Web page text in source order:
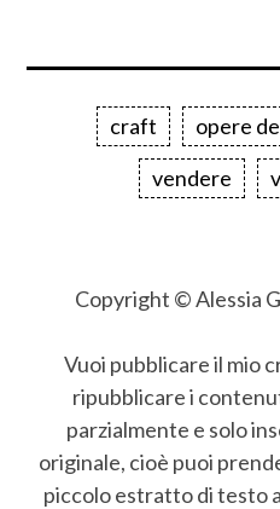
craft opere
vendere
Copyright © Alessia
Vuoi pubblicare il mio
ripubblicare i
parzialmente e solo
originale, cioè puoi
piccolo estratto di testo